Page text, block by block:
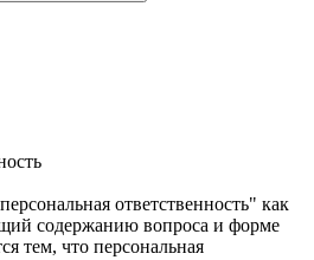
ответственность" как
содержанию вопроса и форме
тем, что персональная